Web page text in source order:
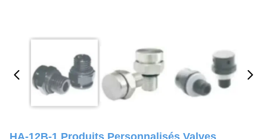
HA-12B-1 Produits Personnalisés Valves